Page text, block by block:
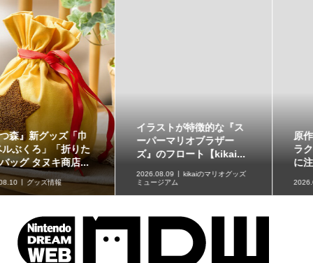
イラストが特徴的な『ス
ーパーマリオブラザー
ズ』のフロート【kikai...
2026.08.09
kikaiのマリオグッズ
ミュージアム
原作再現がスゴい「ギャ
ラクシーコート」の細部
に注目！元ネタも合わ...
2026.08.09